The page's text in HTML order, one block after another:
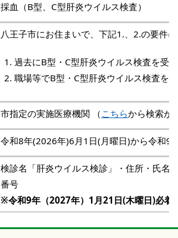
採血（B型、C型肝炎ウイルス検査）
八王子市にお住まいで、下記1.、2.の要件
過去にB型・C型肝炎ウイルス検査を受
職場等でB型・C型肝炎ウイルス検査を
市指定の実施医療機関 （ こちらから検索が
令和8年(2026年)6月1日(月曜日)から令和9
検診名「肝炎ウイルス検診」・住所・氏名
番号
※令和9年（2027年）1月21日(木曜日)必着